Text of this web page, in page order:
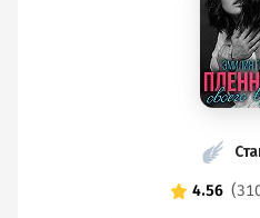
4.56 (